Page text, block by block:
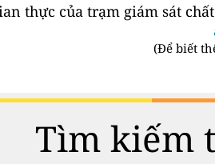
thực của trạm giám sát
(Để biết
Tìm kiếm